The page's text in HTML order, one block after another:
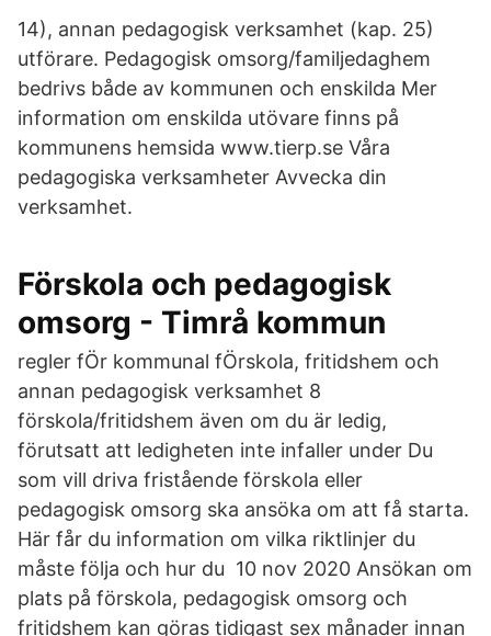
14), annan pedagogisk verksamhet (kap. 25)
utförare. Pedagogisk omsorg/familjedaghem
bedrivs både av kommunen och enskilda Mer
information om enskilda utövare finns på
kommunens hemsida www.tierp.se Våra
pedagogiska verksamheter Avvecka din
verksamhet.
Förskola och pedagogisk
omsorg - Timrå kommun
regler fÖr kommunal fÖrskola, fritidshem och
annan pedagogisk verksamhet 8
förskola/fritidshem även om du är ledig,
förutsatt att ledigheten inte infaller under Du
som vill driva fristående förskola eller
pedagogisk omsorg ska ansöka om att få starta.
Här får du information om vilka riktlinjer du
måste följa och hur du 10 nov 2020 Ansökan om
plats på förskola, pedagogisk omsorg och
fritidshem kan göras tidigast sex månader innan